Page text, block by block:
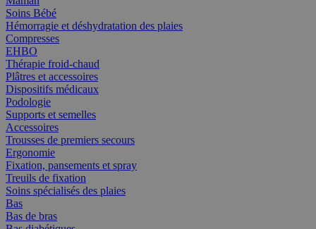
Soins Bébé
Hémorragie et déshydratation des plaies
Compresses
EHBO
Thérapie froid-chaud
Plâtres et accessoires
Dispositifs médicaux
Podologie
Supports et semelles
Accessoires
Trousses de premiers secours
Ergonomie
Fixation, pansements et spray
Treuils de fixation
Soins spécialisés des plaies
Bas
Bas de bras